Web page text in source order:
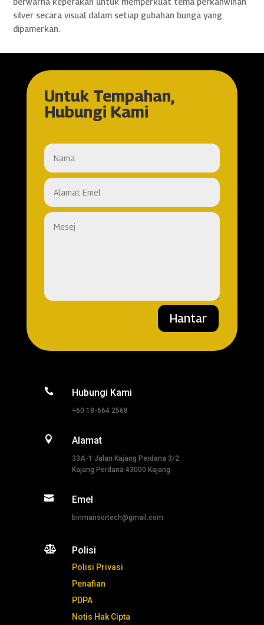
silver secara visual dalam setiap gubahan bunga yang
dipamerkan.
Untuk Tempahan,
Hubungi Kami
Hantar
 Hubungi Kami
+60 18-664 2568
 Alamat
33A-1 Jalan Kajang Perdana 3/2
Kajang Perdana 43000 Kajang
 Emel
binmansortech@gmail.com
 Polisi
Polisi Privasi
Penafian
PDPA
Notis Hak Cipta